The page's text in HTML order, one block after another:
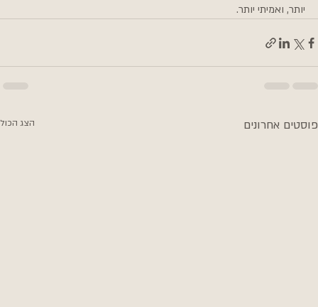
יותר, ואמיתי יותר.
פוסטים אחרונים הצג הכול